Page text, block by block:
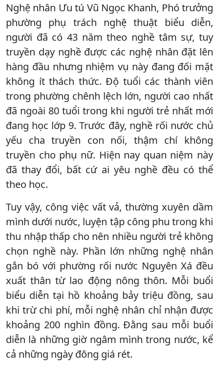
Nghệ nhân Ưu tú Vũ Ngọc Khanh, Phó trưởng
phường phụ trách nghệ thuật biểu diễn,
người đã có 43 năm theo nghề tâm sự, tuy
truyền dạy nghề được các nghệ nhân đặt lên
hàng đầu nhưng nhiệm vụ này đang đối mặt
không ít thách thức. Độ tuổi các thành viên
trong phường chênh lệch lớn, người cao nhất
đã ngoài 80 tuổi trong khi người trẻ nhất mới
đang học lớp 9. Trước đây, nghề rối nước chủ
yếu cha truyền con nối, thậm chí không
truyền cho phụ nữ. Hiện nay quan niệm này
đã thay đổi, bất cứ ai yêu nghề đều có thể
theo học.
Tuy vậy, công việc vất vả, thường xuyên dầm
mình dưới nước, luyện tập công phu trong khi
thu nhập thấp cho nên nhiều người trẻ không
chọn nghề này. Phần lớn những nghệ nhân
gắn bó với phường rối nước Nguyên Xá đều
xuất thân từ lao động nông thôn. Mỗi buổi
biểu diễn tại hồ khoảng bảy triệu đồng, sau
khi trừ chi phí, mỗi nghệ nhân chỉ nhận được
khoảng 200 nghìn đồng. Đằng sau mỗi buổi
diễn là những giờ ngâm mình trong nước, kể
cả những ngày đông giá rét.